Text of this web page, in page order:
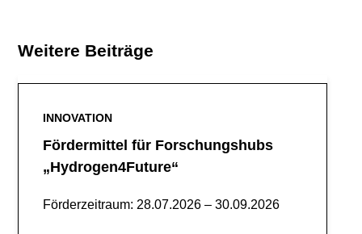
Weitere Beiträge
INNOVATION
Fördermittel für Forschungshubs
„Hydrogen4Future“
Förderzeitraum: 28.07.2026 – 30.09.2026